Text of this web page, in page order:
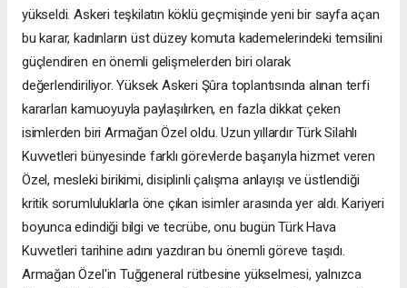
yükseldi. Askeri teşkilatın köklü geçmişinde yeni bir sayfa açan
bu karar, kadınların üst düzey komuta kademelerindeki temsilini
güçlendiren en önemli gelişmelerden biri olarak
değerlendiriliyor. Yüksek Askeri Şûra toplantısında alınan terfi
kararları kamuoyuyla paylaşılırken, en fazla dikkat çeken
isimlerden biri Armağan Özel oldu. Uzun yıllardır Türk Silahlı
Kuvvetleri bünyesinde farklı görevlerde başarıyla hizmet veren
Özel, mesleki birikimi, disiplinli çalışma anlayışı ve üstlendiği
kritik sorumluluklarla öne çıkan isimler arasında yer aldı. Kariyeri
boyunca edindiği bilgi ve tecrübe, onu bugün Türk Hava
Kuvvetleri tarihine adını yazdıran bu önemli göreve taşıdı.
Armağan Özel'in Tuğgeneral rütbesine yükselmesi, yalnızca